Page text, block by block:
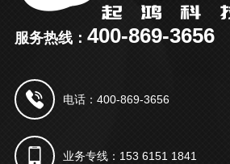
服务热线： 400-869-3656
电话：400-869-3656
业务专线：153 6151 1841